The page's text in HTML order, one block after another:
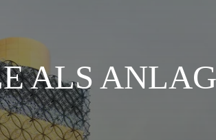
ALS